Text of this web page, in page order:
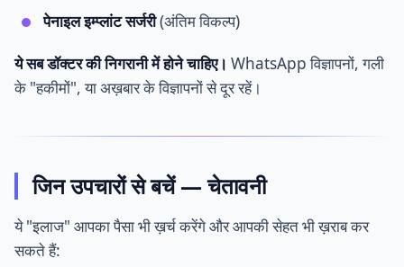
पेनाइल इम्प्लांट सर्जरी(अंतिम विकल्प)
ये सब डॉक्टर की निगरानी में होने चाहिए। WhatsApp विज्ञापनों, गली
के "हकीमों", या अख़बार के विज्ञापनों से दूर रहें।
जिन उपचारों से बचें — चेतावनी
ये "इलाज" आपका पैसा भी ख़र्च करेंगे और आपकी सेहत भी ख़राब कर
सकते हैं: